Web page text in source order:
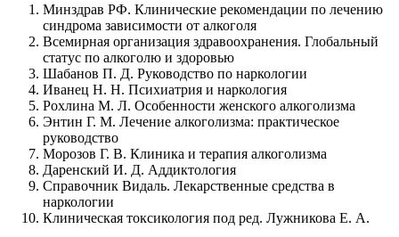
Минздрав РФ. Клинические рекомендации по лечению
синдрома зависимости от алкоголя
Всемирная организация здравоохранения. Глобальный
статус по алкоголю и здоровью
Шабанов П. Д. Руководство по наркологии
Иванец Н. Н. Психиатрия и наркология
Рохлина М. Л. Особенности женского алкоголизма
Энтин Г. М. Лечение алкоголизма: практическое
руководство
Морозов Г. В. Клиника и терапия алкоголизма
Даренский И. Д. Аддиктология
Справочник Видаль. Лекарственные средства в
наркологии
Клиническая токсикология под ред. Лужникова Е. А.